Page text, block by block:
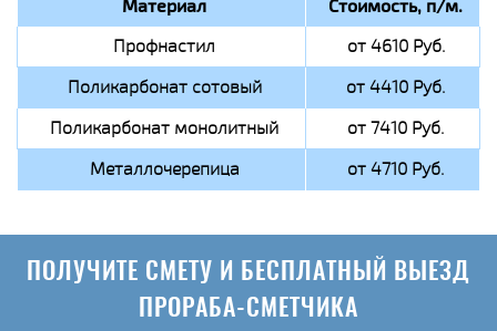
Материал Стоимость, п/м.
Профнастил
от 4610 Руб.
Поликарбонат сотовый
от 4410 Руб.
Поликарбонат монолитный
от 7410 Руб.
Металлочерепица
от 4710 Руб.
ПОЛУЧИТЕ СМЕТУ И БЕСПЛАТНЫЙ ВЫЕЗД
ПРОРАБА-СМЕТЧИКА